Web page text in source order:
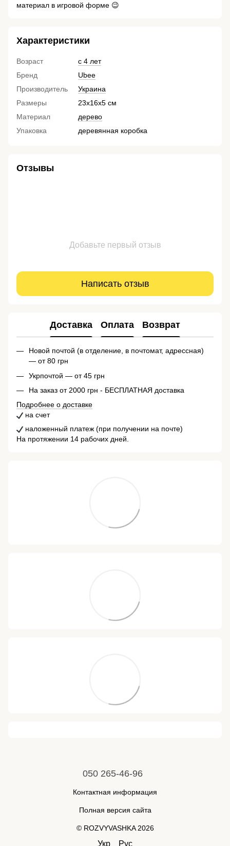
материал в игровой форме 😉
Характеристики
Возраст
с 4 лет
Бренд
Ubee
Производитель
Украина
Размеры
23х16х5 см
Материал
дерево
Упаковка
деревянная коробка
Отзывы
Добавьте первый отзыв
Написать отзыв
Доставка Оплата Возврат
Новой почтой (в отделение, в почтомат, адрессная)
— от 80 грн
Укрпочтой — от 45 грн
На заказ от 2000 грн - БЕСПЛАТНАЯ доставка
Подробнее о доставке
на счет
наложенный платеж (при получении на почте)
На протяжении 14 рабочих дней.
050 265-46-96
Контактная информация
Полная версия сайта
© ROZVYVASHKA 2026
Укр Рус